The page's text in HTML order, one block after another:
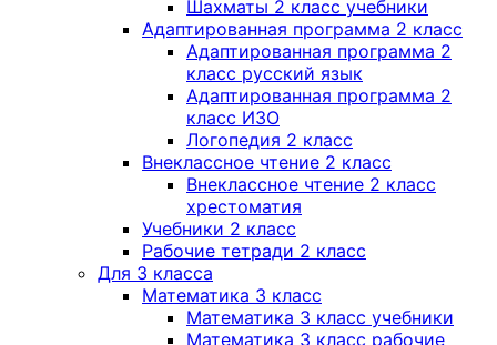
Шахматы 2 класс учебники
Адаптированная программа 2 класс
Адаптированная программа 2
класс русский язык
Адаптированная программа 2
класс ИЗО
Логопедия 2 класс
Внеклассное чтение 2 класс
Внеклассное чтение 2 класс
хрестоматия
Учебники 2 класс
Рабочие тетради 2 класс
Для 3 класса
Математика 3 класс
Математика 3 класс учебники
Математика 3 класс рабочие